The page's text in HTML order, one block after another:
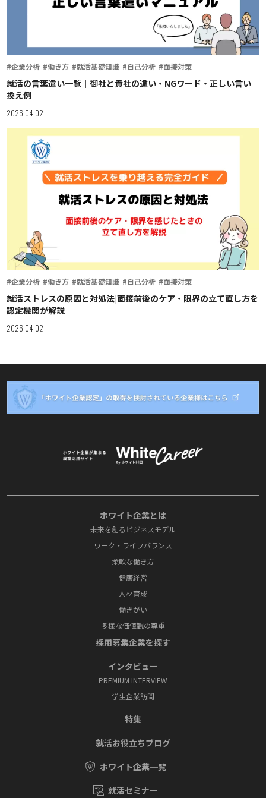
#企業分析 #働き方 #就活基礎知識 #自己分析 #面接対策
就活の言葉遣い一覧｜御社と貴社の違い・NGワード・正しい言い
換え例
2026.04.02
#企業分析 #働き方 #就活基礎知識 #自己分析 #面接対策
就活ストレスの原因と対処法|面接前後のケア・限界の立て直し方を
認定機関が解説
2026.04.02
ホワイト企業とは
未来を創るビジネスモデル
ワーク・ライフバランス
柔軟な働き方
健康経営
人材育成
働きがい
多様な価値観の尊重
採⽤募集企業を探す
インタビュー
PREMIUM INTERVIEW
学⽣企業訪問
特集
就活お役⽴ちブログ
ホワイト企業一覧
就活セミナー